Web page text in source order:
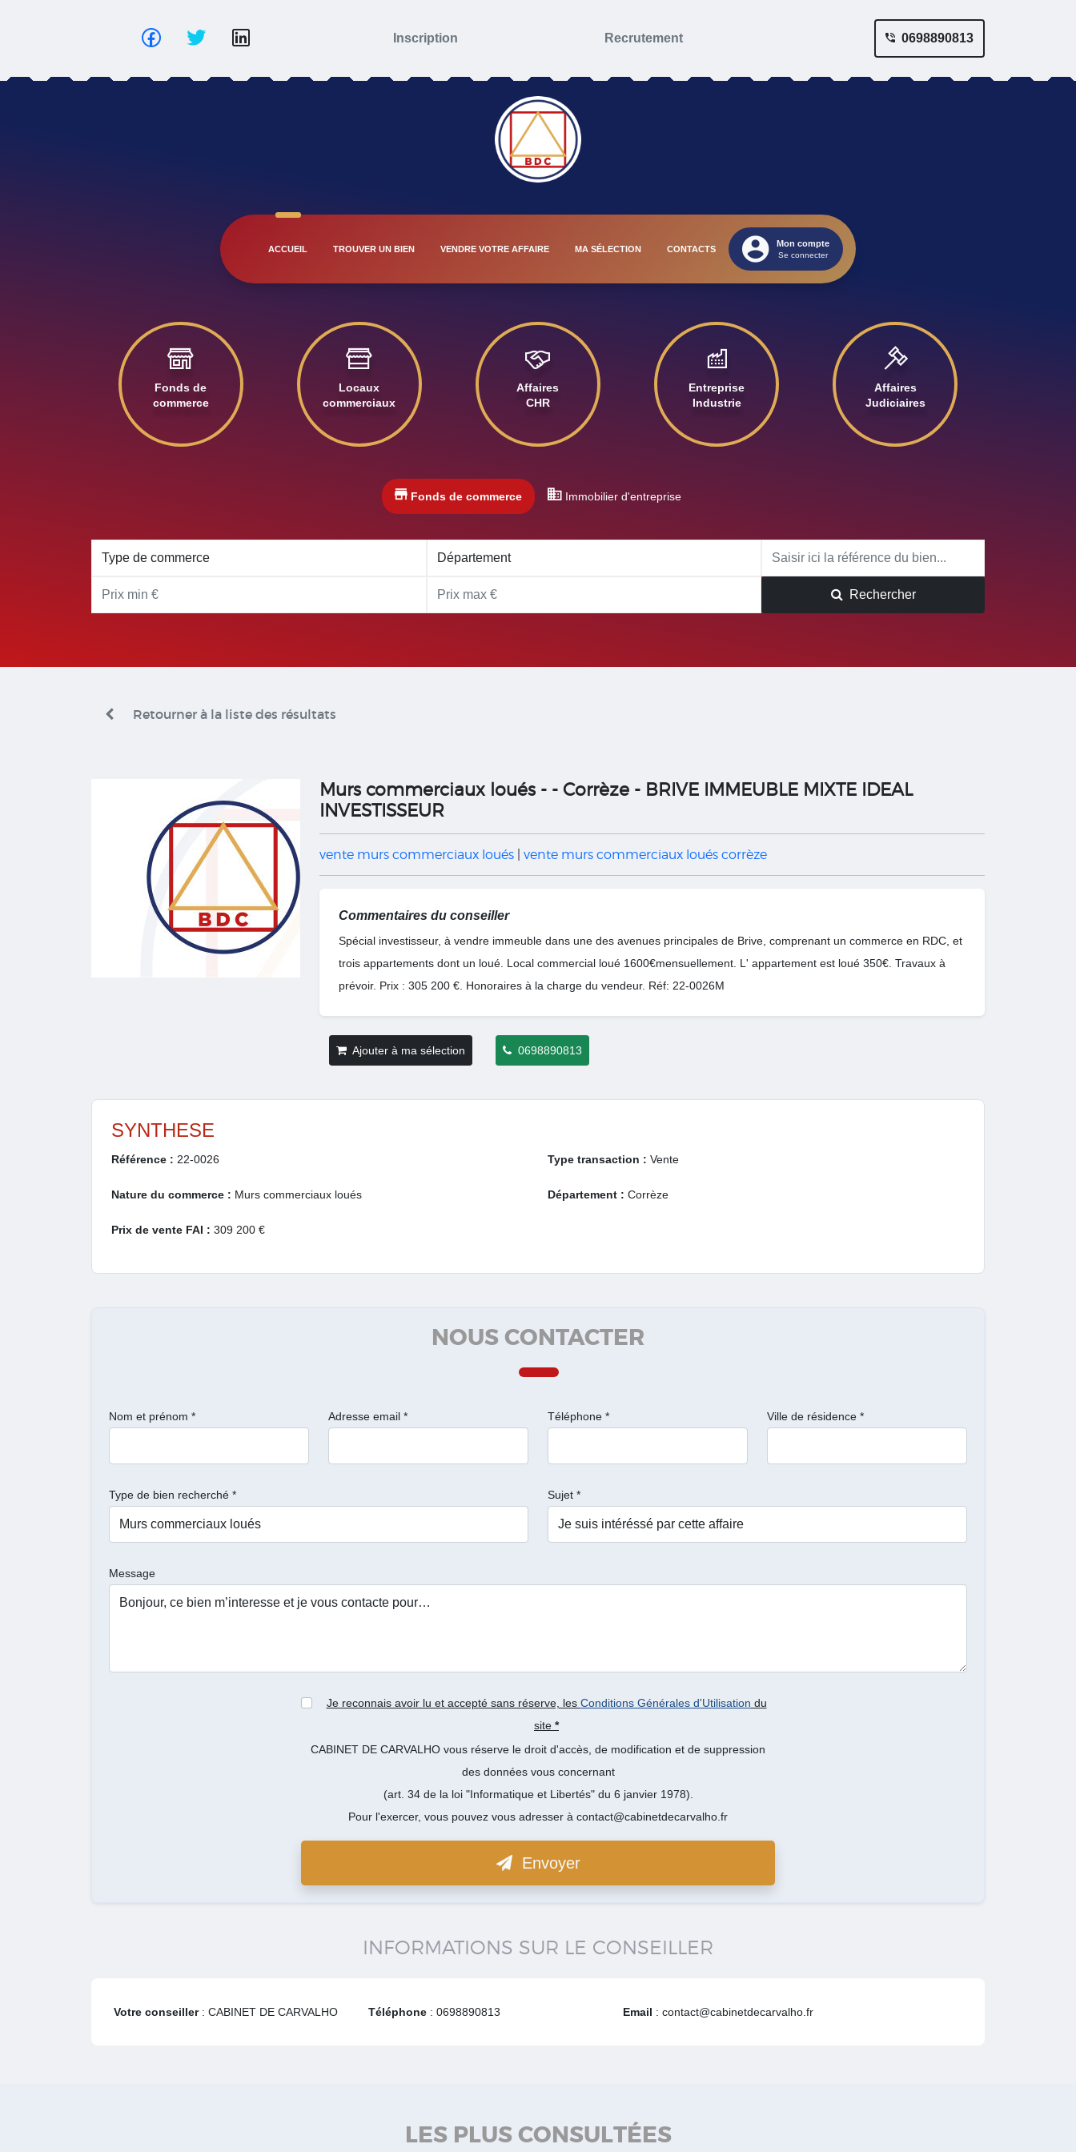
Inscription Recrutement 0698890813
ACCUEIL TROUVER UN BIEN VENDRE VOTRE AFFAIRE MA SÉLECTION CONTACTS
Mon compte
Se connecter
Fonds de
commerce
Locaux
commerciaux
Affaires
CHR
Entreprise
Industrie
Affaires
Judiciaires
Fonds de commerce Immobilier d'entreprise
Rechercher
Retourner à la liste des résultats
Murs commerciaux loués - - Corrèze - BRIVE IMMEUBLE MIXTE IDEAL
INVESTISSEUR
vente murs commerciaux loués vente murs commerciaux loués corrèze
Commentaires du conseiller
Spécial investisseur, à vendre immeuble dans une des avenues principales de Brive, comprenant un commerce en RDC, et
trois appartements dont un loué. Local commercial loué 1600€mensuellement. L' appartement est loué 350€. Travaux à
prévoir. Prix : 305 200 €. Honoraires à la charge du vendeur. Réf: 22-0026M
Ajouter à ma sélection 0698890813
SYNTHESE
Référence : 22-0026 Type transaction : Vente
Nature du commerce : Murs commerciaux loués Département : Corrèze
Prix de vente FAI : 309 200 €
NOUS CONTACTER
Nom et prénom * Adresse email * Téléphone * Ville de résidence *
Type de bien recherché * Sujet *
Message
Je reconnais avoir lu et accepté sans réserve, les Conditions Générales d'Utilisation du
site *
CABINET DE CARVALHO vous réserve le droit d'accès, de modification et de suppression
des données vous concernant
(art. 34 de la loi "Informatique et Libertés" du 6 janvier 1978).
Pour l'exercer, vous pouvez vous adresser à contact@cabinetdecarvalho.fr
Envoyer
INFORMATIONS SUR LE CONSEILLER
Votre conseiller: CABINET DE CARVALHO Téléphone : 0698890813 Email : contact@cabinetdecarvalho.fr
LES PLUS CONSULTÉES